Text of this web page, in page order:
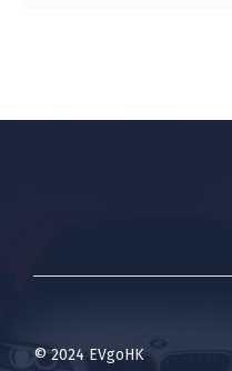
© 2024 EVgoHK